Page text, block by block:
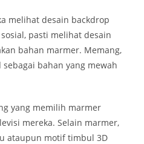
melihat desain backdrop
pasti melihat desain
bahan marmer. Memang,
bahan yang mewah
yang memilih marmer
mereka. Selain marmer,
ataupun motif timbul 3D